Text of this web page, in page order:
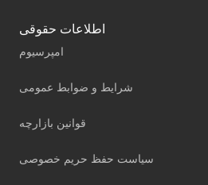
اطلاعات حقوقی
امپرسیوم
شرایط و ضوابط عمومی
قوانین بازارچه
سیاست حفظ حریم خصوصی